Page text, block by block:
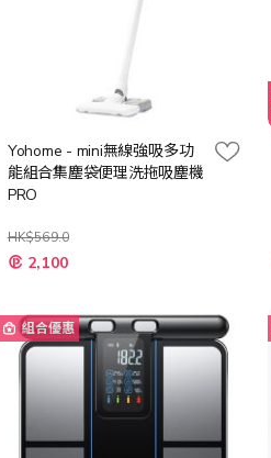
Yohome - mini無線強吸多功
能組合集塵袋便理洗拖吸塵機
PRO
HK$569.0
特
殊 2,100
組合優惠